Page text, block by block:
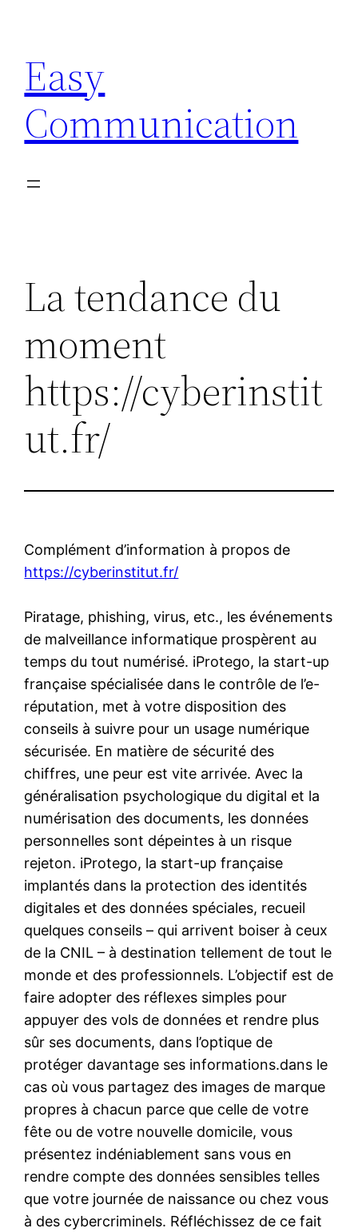
contenu
Easy
Communication
La tendance du
moment
https://cyberinstit
ut.fr/
Complément d’information à propos de
https://cyberinstitut.fr/
Piratage, phishing, virus, etc., les événements
de malveillance informatique prospèrent au
temps du tout numérisé. iProtego, la start-up
française spécialisée dans le contrôle de l’e-
réputation, met à votre disposition des
conseils à suivre pour un usage numérique
sécurisée. En matière de sécurité des
chiffres, une peur est vite arrivée. Avec la
généralisation psychologique du digital et la
numérisation des documents, les données
personnelles sont dépeintes à un risque
rejeton. iProtego, la start-up française
implantés dans la protection des identités
digitales et des données spéciales, recueil
quelques conseils – qui arrivent boiser à ceux
de la CNIL – à destination tellement de tout le
monde et des professionnels. L’objectif est de
faire adopter des réflexes simples pour
appuyer des vols de données et rendre plus
sûr ses documents, dans l’optique de
protéger davantage ses informations.dans le
cas où vous partagez des images de marque
propres à chacun parce que celle de votre
fête ou de votre nouvelle domicile, vous
présentez indéniablement sans vous en
rendre compte des données sensibles telles
que votre journée de naissance ou chez vous
à des cybercriminels. Réfléchissez de ce fait